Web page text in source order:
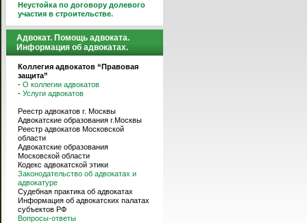
Неустойка по договору долевого
участия в строительстве.
Адвокат. Помощь адвоката.
Информация об адвокатах.
Коллегия адвокатов “Правовая
защита”
- О коллегии адвокатов
- Услуги адвокатов
Реестр адвокатов г. Москвы
Адвокатские образования г.Москвы
Реестр адвокатов Московской
области
Адвокатские образования
Московской области
Кодекс адвокатской этики
Законодательство об адвокатах и
адвокатуре
Судебная практика об адвокатах
Информация об адвокатских палатах
субъектов РФ
Вопросы-ответы